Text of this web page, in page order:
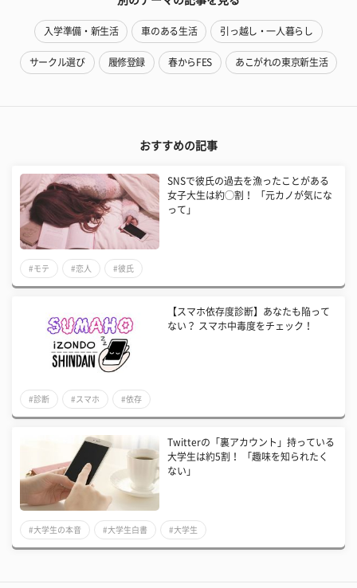
入学準備・新生活 車のある生活 引っ越し・一人暮らし
サークル選び 履修登録 春からFES あこがれの東京新生活
おすすめの記事
SNSで彼氏の過去を漁ったことがある
女子大生は約◯割！ 「元カノが気にな
って」
#モテ #恋人 #彼氏
【スマホ依存度診断】あなたも陥って
ない？ スマホ中毒度をチェック！
#診断 #スマホ #依存
Twitterの「裏アカウント」持っている
大学生は約5割！ 「趣味を知られたく
ない」
#大学生の本音 #大学生白書 #大学生